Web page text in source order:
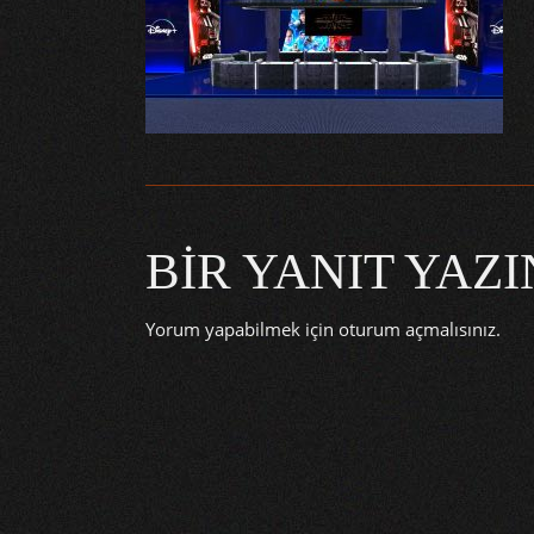
BIR YANIT
Yorum yapabilmek için oturum açmalısınız.